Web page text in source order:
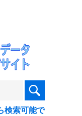
検索可能で